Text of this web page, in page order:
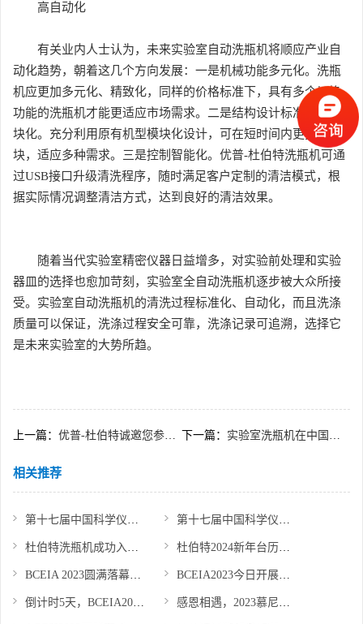
高自动化
有关业内人士认为，未来实验室自动洗瓶机将顺应产业自
动化趋势，朝着这几个方向发展：一是机械功能多元化。洗瓶
机应更加多元化、精致化，同样的价格标准下，具有多个切换
功能的洗瓶机才能更适应市场需求。二是结构设计标准化、模
块化。充分利用原有机型模块化设计，可在短时间内更换模
块，适应多种需求。三是控制智能化。优普-杜伯特洗瓶机可通
过USB接口升级清洗程序，随时满足客户定制的清洁模式，根
据实际情况调整清洁方式，达到良好的清洁效果。
随着当代实验室精密仪器日益增多，对实验前处理和实验
器皿的选择也愈加苛刻，实验室全自动洗瓶机逐步被大众所接
受。实验室自动洗瓶机的清洗过程标准化、自动化，而且洗涤
质量可以保证，洗涤过程安全可靠，洗涤记录可追溯，选择它
是未来实验室的大势所趋。
上一篇： 优普-杜伯特诚邀您参加51届中国高等教育博览会 下一篇： 实验室洗瓶机在中国发展现状
相关推荐
第十七届中国科学仪器发展年会圆满收官！ 第十七届中国科学仪器发展年会，杜伯特诚邀您的莅临
杜伯特洗瓶机成功入选第五届“国产好仪器” 杜伯特2024新年台历上线，祝大家龙年大吉！
BCEIA 2023圆满落幕，杜伯特精彩回顾 BCEIA2023今日开展，杜伯特展位人气火爆！
倒计时5天，BCEIA2023，四川杜伯特与您不见不散 感恩相遇，2023慕尼黑上海生化展圆满收官，期待再会！